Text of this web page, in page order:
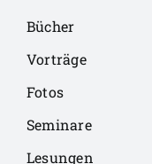
Bücher
Vorträge
Fotos
Seminare
Lesungen